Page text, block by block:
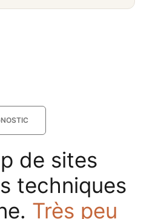
de sites
techniques
Très peu